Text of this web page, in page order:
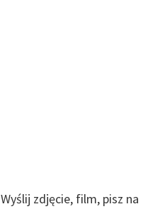
Wyślij zdjęcie, film, pisz na